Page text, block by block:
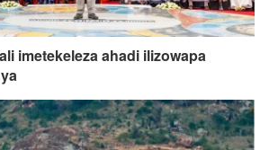
imetekeleza ahadi ilizowapa